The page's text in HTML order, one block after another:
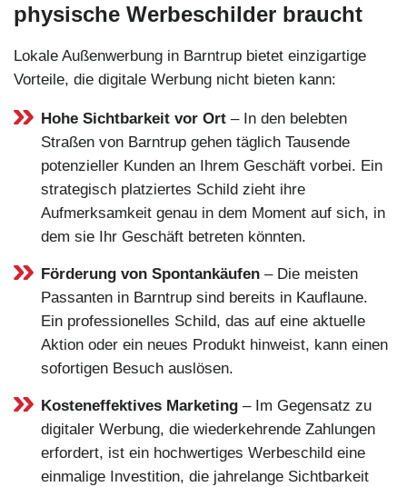
physische Werbeschilder braucht
Lokale Außenwerbung in Barntrup bietet einzigartige
Vorteile, die digitale Werbung nicht bieten kann:
Hohe Sichtbarkeit vor Ort – In den belebten
Straßen von Barntrup gehen täglich Tausende
potenzieller Kunden an Ihrem Geschäft vorbei. Ein
strategisch platziertes Schild zieht ihre
Aufmerksamkeit genau in dem Moment auf sich, in
dem sie Ihr Geschäft betreten könnten.
Förderung von Spontankäufen – Die meisten
Passanten in Barntrup sind bereits in Kauflaune.
Ein professionelles Schild, das auf eine aktuelle
Aktion oder ein neues Produkt hinweist, kann einen
sofortigen Besuch auslösen.
Kosteneffektives Marketing – Im Gegensatz zu
digitaler Werbung, die wiederkehrende Zahlungen
erfordert, ist ein hochwertiges Werbeschild eine
einmalige Investition, die jahrelange Sichtbarkeit